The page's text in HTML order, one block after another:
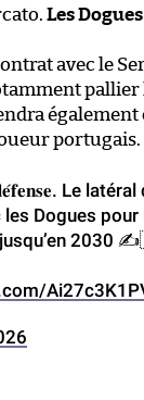
Les
avec le
portugais.
Le
Dogues
jusqu’en